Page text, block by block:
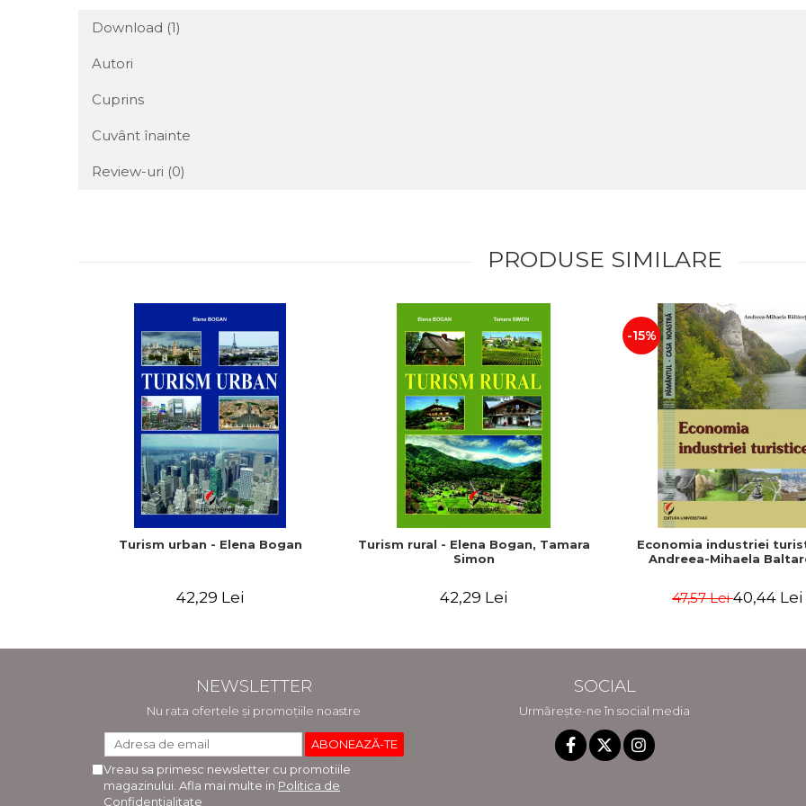
Download (1)
Autori
Cuprins
Cuvânt înainte
Review-uri (0)
PRODUSE SIMILARE
Turism urban - Elena Bogan
42,29 Lei
Turism rural - Elena Bogan, Tamara
Simon
42,29 Lei
-15%
Economia industriei
Andreea-Mihaela
47,57 Lei40,44 Lei
NEWSLETTER
Nu rata ofertele și promoțiile noastre
Vreau sa primesc newsletter cu promotiile
magazinului. Afla mai multe in Politica de
Confidentialitate
SOCIAL
Urmărește-ne în social media